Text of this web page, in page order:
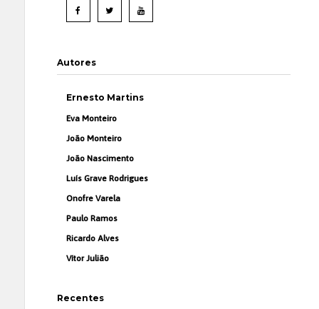
Autores
Ernesto Martins
Eva Monteiro
João Monteiro
João Nascimento
Luís Grave Rodrigues
Onofre Varela
Paulo Ramos
Ricardo Alves
Vítor Julião
Recentes